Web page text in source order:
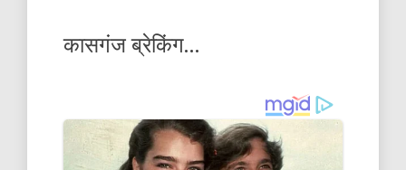
कासगंज ब्रेकिंग…